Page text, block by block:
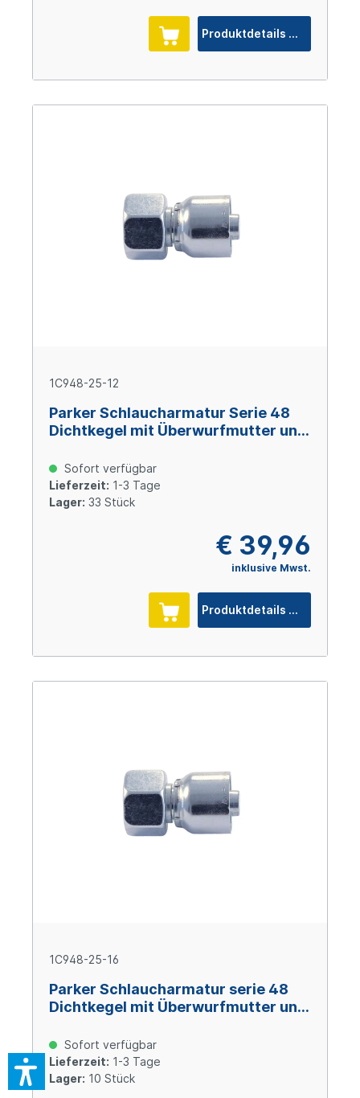
Produktdetails
1C948-25-12
Parker Schlaucharmatur Serie 48
Dichtkegel mit Überwurfmutter und
verzinkt Cr(VI)-frei
Sofort verfügbar
Lieferzeit: 1-3 Tage
Lager: 33 Stück
€ 39,96
inklusive Mwst.
Produktdetails
1C948-25-16
Parker Schlaucharmatur serie 48
Dichtkegel mit Überwurfmutter und
verzinkt Cr(VI)-frei
Sofort verfügbar
Lieferzeit: 1-3 Tage
Lager: 10 Stück